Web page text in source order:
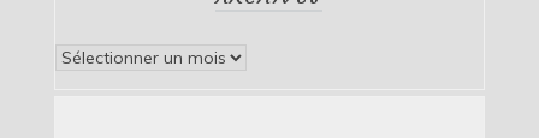
Archives